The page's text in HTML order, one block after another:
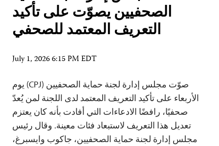
الصحفيين يصوّت على تأكيد
التعريف المعتمد للصحفي
July 1, 2026 6:15 PM EDT
صوّت مجلس إدارة لجنة حماية الصحفيين (CPJ) يوم
الأربعاء على تأكيد التعريف المعتمد لدى اللجنة لمن يُعدّ
صحفيًا، رافضًا الادعاءات التي أفادت بأنه كان يعتزم
تعديل هذا التعريف لاستبعاد فئات معينة. وقال رئيس
مجلس إدارة لجنة حماية الصحفيين، جاكوب وايسبرغ،